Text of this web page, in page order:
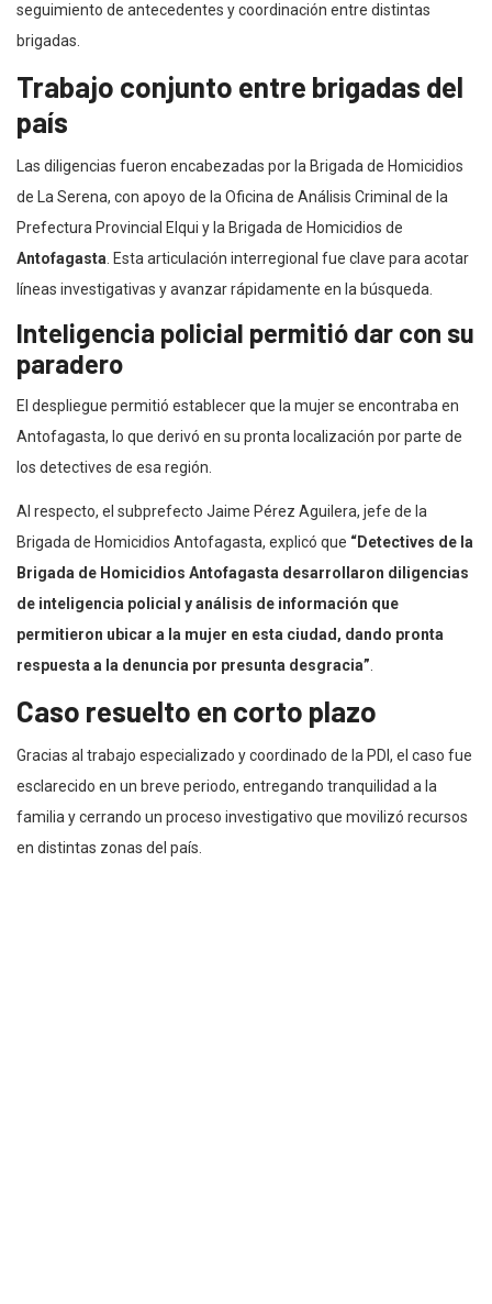
seguimiento de antecedentes y coordinación entre distintas
brigadas.
Trabajo conjunto entre brigadas del
país
Las diligencias fueron encabezadas por la Brigada de Homicidios
de La Serena, con apoyo de la Oficina de Análisis Criminal de la
Prefectura Provincial Elqui y la Brigada de Homicidios de
Antofagasta . Esta articulación interregional fue clave para acotar
líneas investigativas y avanzar rápidamente en la búsqueda.
Inteligencia policial permitió dar con su
paradero
El despliegue permitió establecer que la mujer se encontraba en
Antofagasta, lo que derivó en su pronta localización por parte de
los detectives de esa región.
Al respecto, el subprefecto Jaime Pérez Aguilera, jefe de la
Brigada de Homicidios Antofagasta, explicó que “Detectives de la
Brigada de Homicidios Antofagasta desarrollaron diligencias
de inteligencia policial y análisis de información que
permitieron ubicar a la mujer en esta ciudad, dando pronta
respuesta a la denuncia por presunta desgracia”
Caso resuelto en corto plazo
Gracias al trabajo especializado y coordinado de la PDI, el caso fue
esclarecido en un breve periodo, entregando tranquilidad a la
familia y cerrando un proceso investigativo que movilizó recursos
en distintas zonas del país.